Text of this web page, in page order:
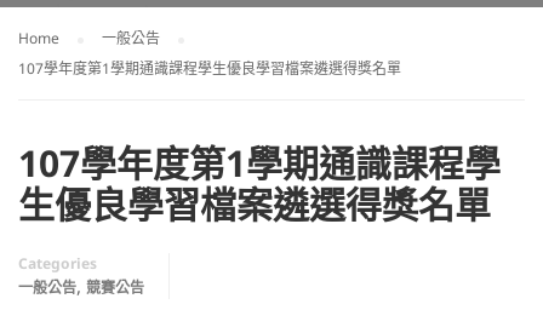
Home
一般公告
107學年度第1學期通識課程學生優良學習檔案遴選得獎名單
107學年度第1學期通識課程學
生優良學習檔案遴選得獎名單
Categories
一般公告, 競賽公告